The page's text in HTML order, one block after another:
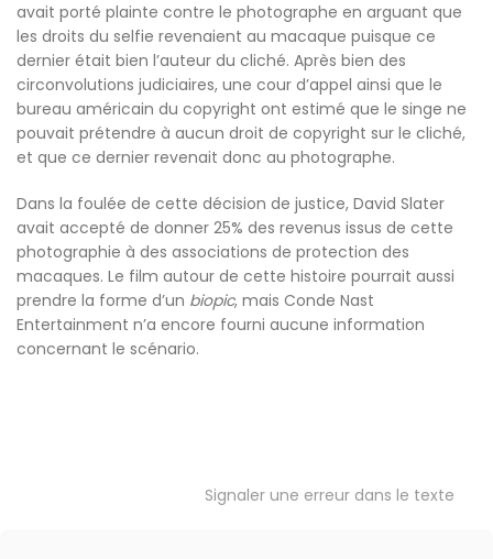
avait porté plainte contre le photographe en arguant que
les droits du selfie revenaient au macaque puisque ce
dernier était bien l’auteur du cliché. Après bien des
circonvolutions judiciaires, une cour d’appel ainsi que le
bureau américain du copyright ont estimé que le singe ne
pouvait prétendre à aucun droit de copyright sur le cliché,
et que ce dernier revenait donc au photographe.
Dans la foulée de cette décision de justice, David Slater
avait accepté de donner 25% des revenus issus de cette
photographie à des associations de protection des
macaques. Le film autour de cette histoire pourrait aussi
prendre la forme d’un biopic, mais Conde Nast
Entertainment n’a encore fourni aucune information
concernant le scénario.
Signaler une erreur dans le texte